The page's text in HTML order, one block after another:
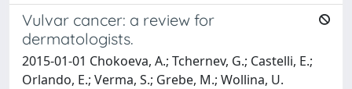
Vulvar cancer: a review for
dermatologists.
2015-01-01 Chokoeva, A.; Tchernev, G.; Castelli, E.;
Orlando, E.; Verma, S.; Grebe, M.; Wollina, U.